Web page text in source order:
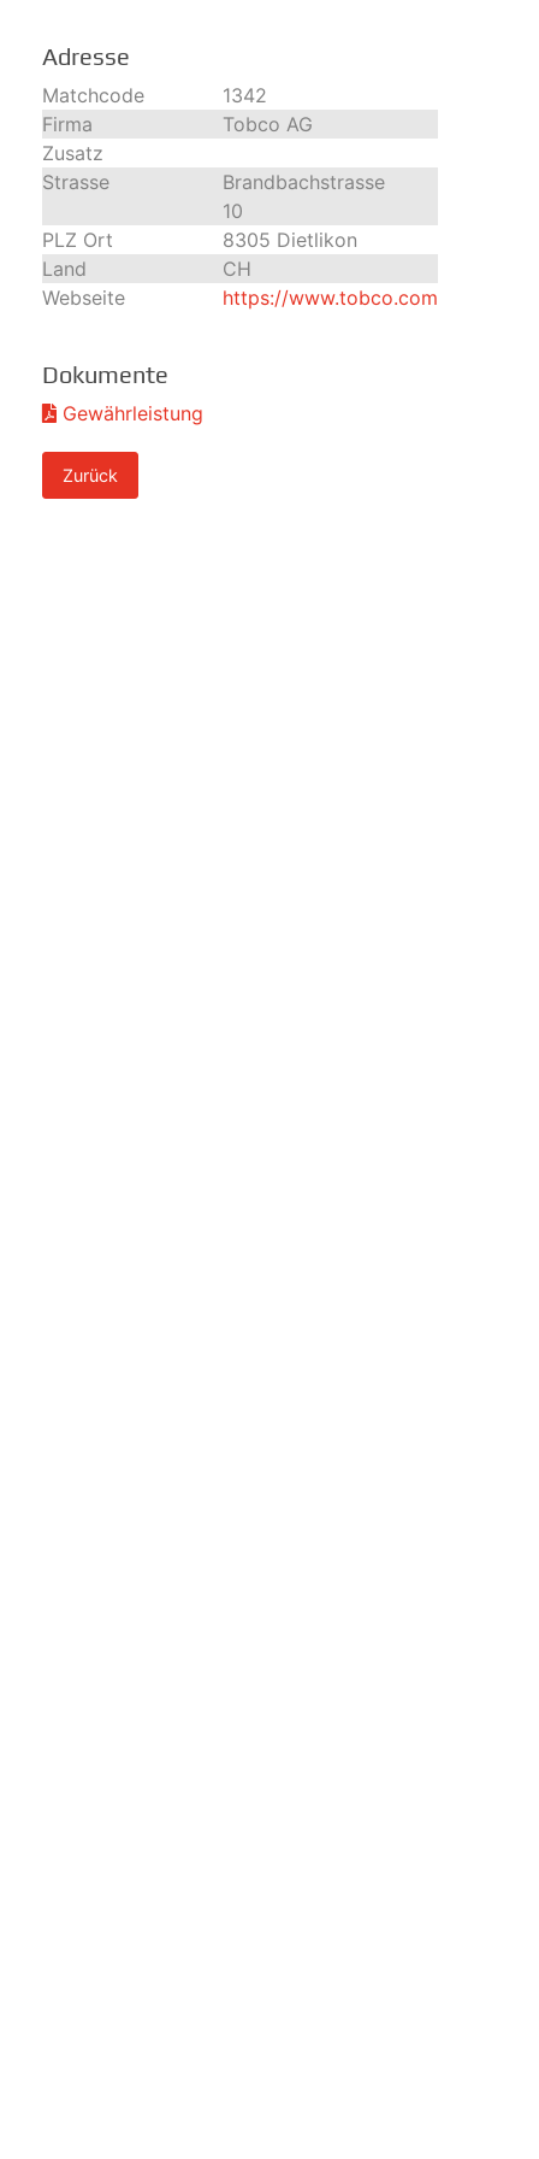
Adresse
Matchcode
1342
Firma
Tobco AG
Zusatz
Strasse
Brandbachstrasse
10
PLZ Ort
8305 Dietlikon
Land
CH
Webseite
https://www.tobco.com
Dokumente
Gewährleistung
Zurück